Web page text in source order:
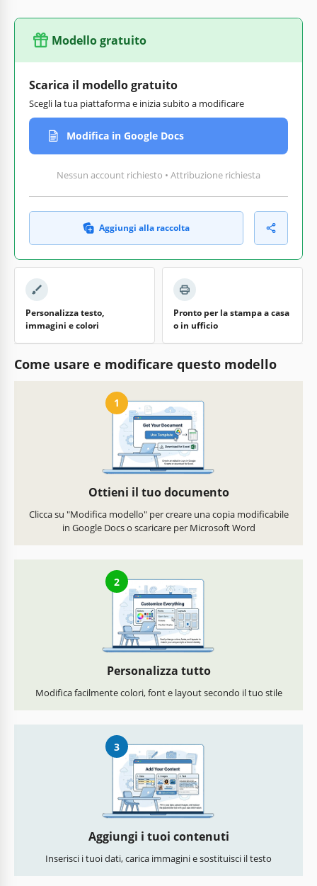
Modello gratuito
Scarica il modello gratuito
Scegli la tua piattaforma e inizia subito a modificare
Modifica in Google Docs
Nessun account richiesto • Attribuzione richiesta
Aggiungi alla raccolta
Personalizza testo,
immagini e colori
Pronto per la stampa a casa
o in ufficio
Come usare e modificare questo modello
1
Ottieni il tuo documento
Clicca su "Modifica modello" per creare una copia modificabile
in Google Docs o scaricare per Microsoft Word
2
Personalizza tutto
Modifica facilmente colori, font e layout secondo il tuo stile
3
Aggiungi i tuoi contenuti
Inserisci i tuoi dati, carica immagini e sostituisci il testo